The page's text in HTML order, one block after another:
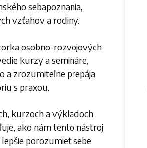
sebapoznania,
vzťahov a rodiny.
osobno-rozvojových
kurzy a semináre,
a zrozumiteľne prepája
s praxou.
kurzoch a výkladoch
ako nám tento nástroj
porozumieť sebe